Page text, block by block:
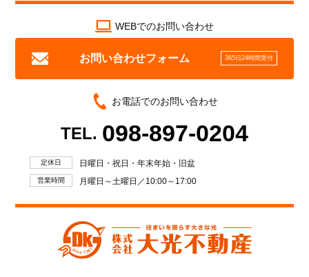
WEBでのお問い合わせ
お問い合わせフォーム 365日24時間受付
お電話でのお問い合わせ
TEL. 098-897-0204
定休日 日曜日・祝日・年末年始・旧盆
営業時間 月曜日～土曜日／10:00～17:00